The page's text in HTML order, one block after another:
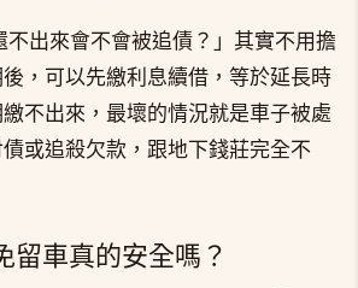
不出來會不會被追債？」其實不用擔
，可以先繳利息續借，等於延長時
不出來，最壞的情況就是車子被處
或追殺欠款，跟地下錢莊完全不
留車真的安全嗎？